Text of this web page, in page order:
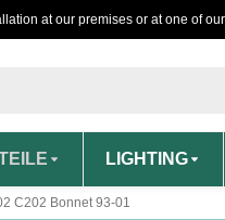
at our premises or at one of
LIGHTING
C202 Bonnet 93-01